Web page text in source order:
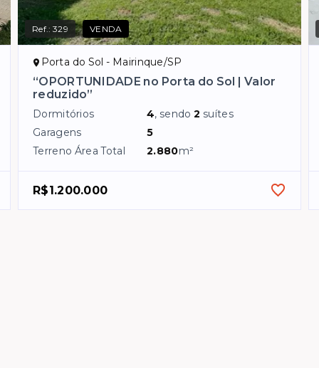
Ref.:329 VENDA
Porta do Sol - Mairinque/SP
“OPORTUNIDADE no Porta do Sol | Valor
reduzido”
Dormitórios 4, sendo2 suítes
Garagens
5
Terreno Área Total
2.880m²
R$1.200.000